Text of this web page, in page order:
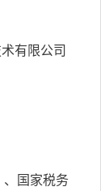
有限公司
、国家税务